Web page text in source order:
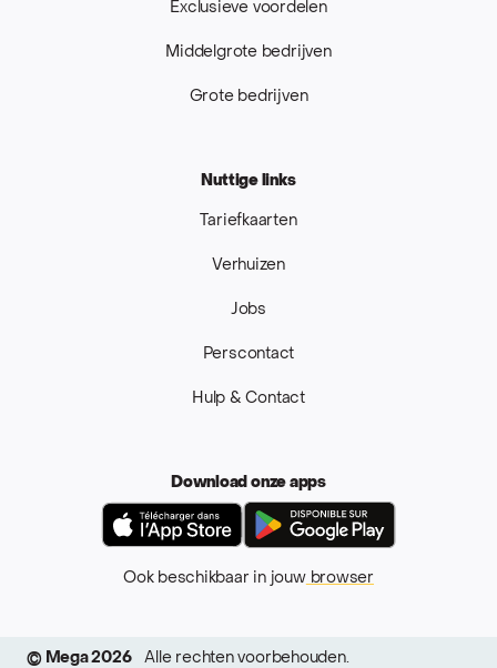
Exclusieve voordelen
Middelgrote bedrijven
Grote bedrijven
Nuttige links
Tariefkaarten
Verhuizen
Jobs
Perscontact
Hulp & Contact
Download onze apps
App Store
Ook beschikbaar in jouwbrowser
© Mega 2026 Alle rechten voorbehouden.